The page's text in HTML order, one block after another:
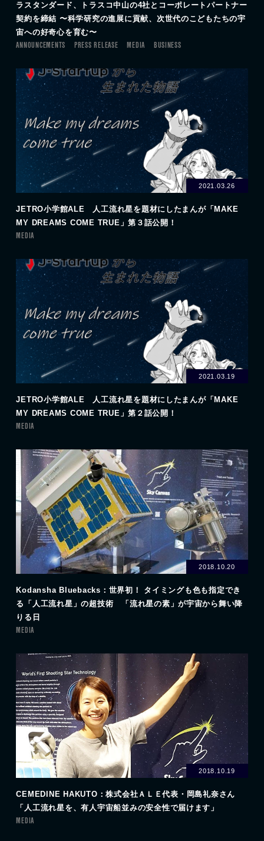
ラスタンダード、トラスコ中山の4社とコーポレートパートナー
契約を締結 〜科学研究の進展に貢献、次世代のこどもたちの宇
宙への好奇心を育む〜
ANNOUNCEMENTS PRESS RELEASE MEDIA BUSINESS
2021.03.26
JETRO小学館ALE 人工流れ星を題材にしたまんが「MAKE
MY DREAMS COME TRUE」第３話公開！
MEDIA
2021.03.19
JETRO小学館ALE 人工流れ星を題材にしたまんが「MAKE
MY DREAMS COME TRUE」第２話公開！
MEDIA
2018.10.20
Kodansha Bluebacks：世界初！ タイミングも色も指定でき
る「人工流れ星」の超技術 「流れ星の素」が宇宙から舞い降
りる日
MEDIA
2018.10.19
CEMEDINE HAKUTO：株式会社ＡＬＥ代表・岡島礼奈さん
「人工流れ星を、有人宇宙船並みの安全性で届けます」
MEDIA